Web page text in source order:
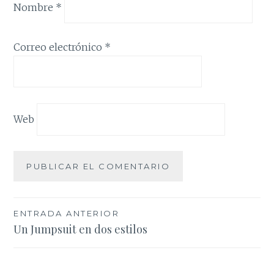
Nombre *
Correo electrónico *
Web
Navegación
de
ENTRADA ANTERIOR
Un Jumpsuit en dos estilos